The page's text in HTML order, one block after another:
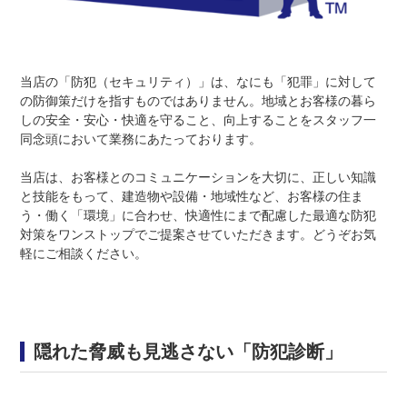
当店の「防犯（セキュリティ）」は、なにも「犯罪」に対して
の防御策だけを指すものではありません。地域とお客様の暮ら
しの安全・安心・快適を守ること、向上することをスタッフ一
同念頭において業務にあたっております。
当店は、お客様とのコミュニケーションを大切に、正しい知識
と技能をもって、建造物や設備・地域性など、お客様の住ま
う・働く「環境」に合わせ、快適性にまで配慮した最適な防犯
対策をワンストップでご提案させていただきます。どうぞお気
軽にご相談ください。
隠れた脅威も見逃さない「防犯診断」